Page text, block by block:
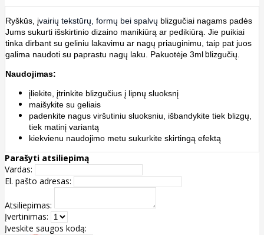
Ryškūs, įvairių tekstūrų, formų bei spalvų blizgučiai nagams padės
Jums sukurti išskirtinio dizaino manikiūrą ar pedikiūrą. Jie puikiai
tinka dirbant su geliniu lakavimu ar nagų priauginimu, taip pat juos
galima naudoti su paprastu nagų laku. Pakuotėje 3ml blizgučių.
Naudojimas:
įliekite, įtrinkite blizgučius į lipnų sluoksnį
maišykite su geliais
padenkite nagus viršutiniu sluoksniu, išbandykite tiek blizgų,
tiek matinį variantą
kiekvienu naudojimo metu sukurkite skirtingą efektą
Parašyti atsiliepimą
Vardas:
El. pašto adresas:
Atsiliepimas:
Įvertinimas:
Įveskite saugos kodą: